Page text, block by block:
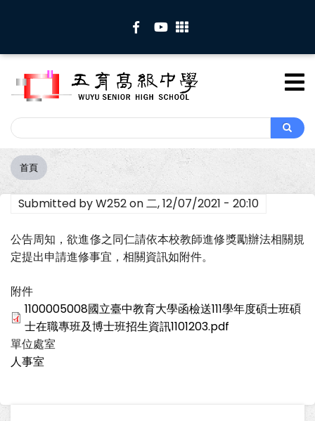
內
Search
Search
導
航
連
首頁
Submitted byW252on二, 12/07/2021 - 20:10
公告周知，欲進俢之同仁請依本校教師進修獎勵辦法相關規
定提出申請進修事宜，相關資訊如附件。
附件
1100005008國立臺中教育大學函檢送111學年度碩士班碩
士在職專班及博士班招生資訊1101203.pdf
單位處室
人事室